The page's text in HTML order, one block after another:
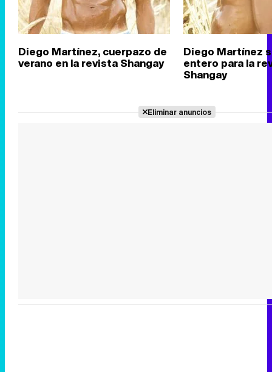
Diego Martínez, cuerpazo de
verano en la revista Shangay
Diego Martínez
entero para la
Shangay
Eliminar anuncios